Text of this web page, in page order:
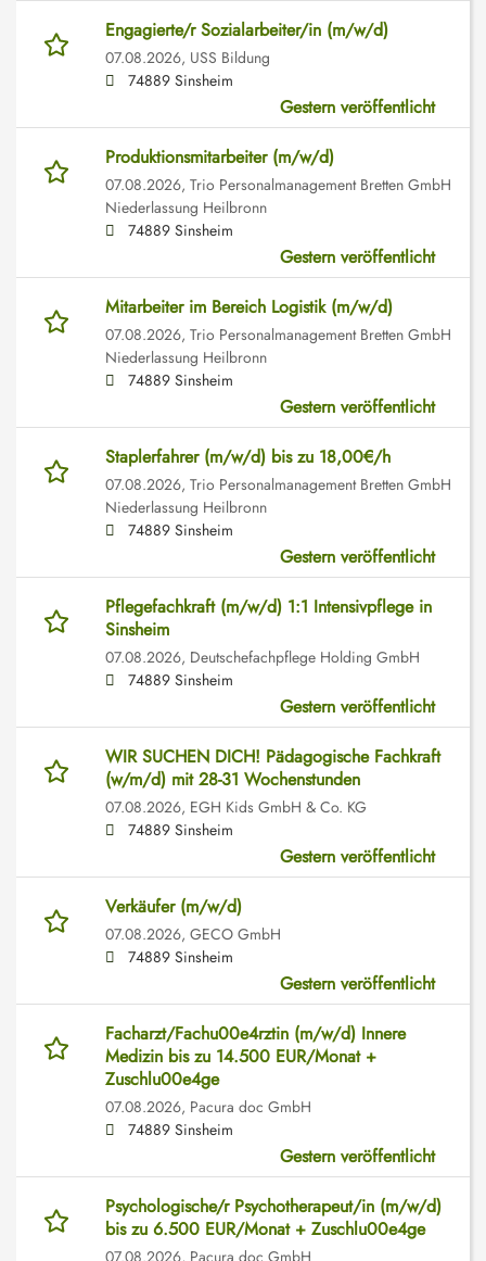
Engagierte/r Sozialarbeiter/in (m/w/d)
07.08.2026, USS Bildung
74889 Sinsheim
Gestern veröffentlicht
Produktionsmitarbeiter (m/w/d)
07.08.2026, Trio Personalmanagement Bretten GmbH
Niederlassung Heilbronn
74889 Sinsheim
Gestern veröffentlicht
Mitarbeiter im Bereich Logistik (m/w/d)
07.08.2026, Trio Personalmanagement Bretten GmbH
Niederlassung Heilbronn
74889 Sinsheim
Gestern veröffentlicht
Staplerfahrer (m/w/d) bis zu 18,00€/h
07.08.2026, Trio Personalmanagement Bretten GmbH
Niederlassung Heilbronn
74889 Sinsheim
Gestern veröffentlicht
Pflegefachkraft (m/w/d) 1:1 Intensivpflege in
Sinsheim
07.08.2026, Deutschefachpflege Holding GmbH
74889 Sinsheim
Gestern veröffentlicht
WIR SUCHEN DICH! Pädagogische Fachkraft
(w/m/d) mit 28-31 Wochenstunden
07.08.2026, EGH Kids GmbH & Co. KG
74889 Sinsheim
Gestern veröffentlicht
Verkäufer (m/w/d)
07.08.2026, GECO GmbH
74889 Sinsheim
Gestern veröffentlicht
Facharzt/Fachu00e4rztin (m/w/d) Innere
Medizin bis zu 14.500 EUR/Monat +
Zuschlu00e4ge
07.08.2026, Pacura doc GmbH
74889 Sinsheim
Gestern veröffentlicht
Psychologische/r Psychotherapeut/in (m/w/d)
bis zu 6.500 EUR/Monat + Zuschlu00e4ge